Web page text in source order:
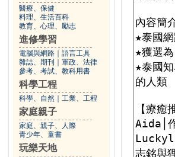
醫療、保健
料理、生活百科
教育、心理、勵志
進修學習
電腦與網路
語言工具
雜誌、期刊
軍政、法律
參考、考試、教科用書
科學工程
科學、自然 工業、工程
家庭親子
家庭、親子、人際
青少年、童書
玩樂天地